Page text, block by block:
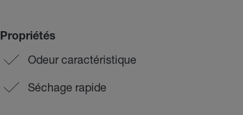
Propriétés
Odeur caractéristique
Séchage rapide